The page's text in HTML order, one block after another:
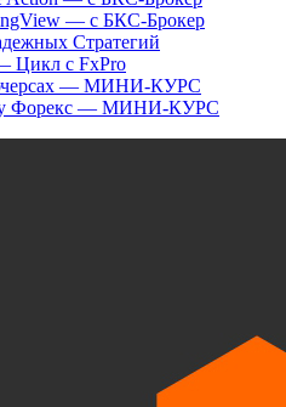
— с БКС-Брокер
Стратегий
Цикл с FxPro
— МИНИ-КУРС
Форекс — МИНИ-КУРС